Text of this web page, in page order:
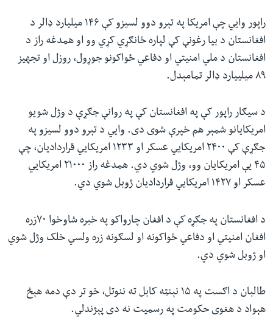
راپور وايي چې امریکا په تېرو دوو لسیزو کې ۱۴۶ میلیارد ډالر د
افغانستان د بیا رغونې کې لپاره ځانګړي کړي وو او همدغه راز د
افغانستان د ملي امنیتي او دفاعي ځواکونو جوړول، روزل او تجهیز
۸۹ میلییارد ډالر تمامېدل.
د سیګار راپور کې په افغانستان کې په روانې جګړې د وژل شویو
امریکایانو شمېر هم خپرې شوی دی. وايي د تېرو دوو لسیزو په
جګړې کې ۲۴۰۰ امریکايي عسکر او ۱۲۳۳ امریکايي قراردادیان،‌ چې
۴۵ یې امریکایان وو، وژل شوي دي. همدغه راز ۲۱۰۰۰ امريکايي
عسکر او ۱۴۲۷ امریکايي قراردادیان ژوبل شوي دي.
د افغانستان په جګړه کې د افغان چارواکو په خبره شاوخوا ۷۰زره
افغان امنیتي او دفاعي‌ ځواکونه او لسګونه زره ولسي خلک وژل شوي
او ژوبل شوي دي.
طالبان د اګست په ۱۵ نېنټه کابل ته ننوتل، خو تر دې دمه هېڅ
هېواد د هغوی حکومت په رسمیت نه دی پېژندلي.